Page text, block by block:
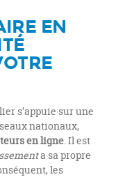
EN
s’appuie sur une
nationaux,
en ligne. Il est
a sa propre
les